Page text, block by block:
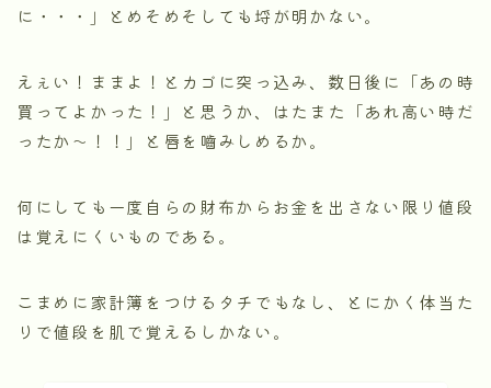
に・・・」とめそめそしても埒が明かない。
えぇい！ままよ！とカゴに突っ込み、数日後に「あの時
買ってよかった！」と思うか、はたまた「あれ高い時だ
ったか～！！」と唇を嚙みしめるか。
何にしても一度自らの財布からお金を出さない限り値段
は覚えにくいものである。
こまめに家計簿をつけるタチでもなし、とにかく体当た
りで値段を肌で覚えるしかない。